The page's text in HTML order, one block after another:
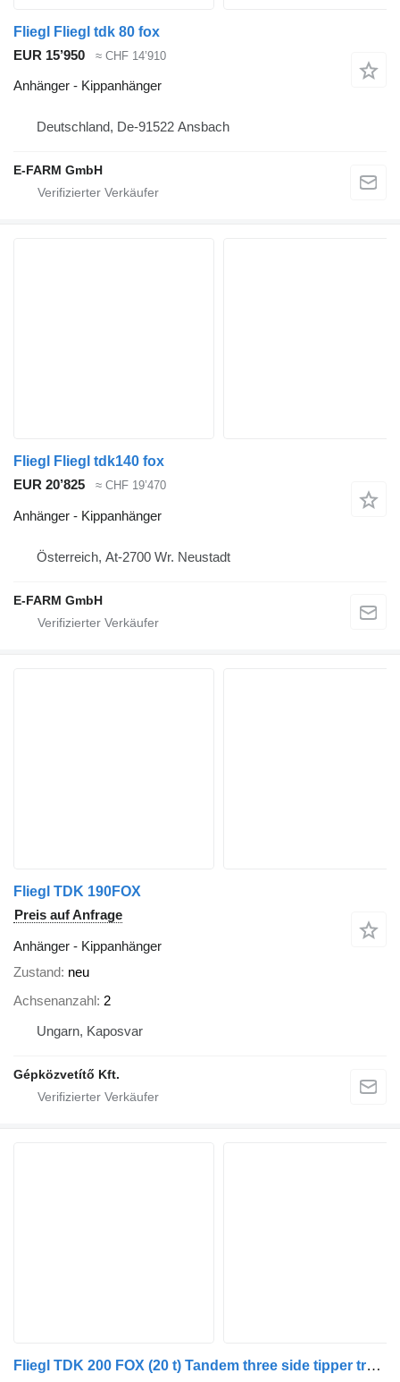
Fliegl Fliegl tdk 80 fox
EUR 15’950
≈ CHF 14’910
Anhänger - Kippanhänger
Deutschland, De-91522 Ansbach
E-FARM GmbH
Fliegl Fliegl tdk140 fox
EUR 20’825
≈ CHF 19’470
Anhänger - Kippanhänger
Österreich, At-2700 Wr. Neustadt
E-FARM GmbH
Fliegl TDK 190FOX
Preis auf Anfrage
Anhänger - Kippanhänger
Zustand neu
Achsenanzahl 2
Ungarn, Kaposvar
Gépközvetítő Kft.
Fliegl TDK 200 FOX (20 t) Tandem three side tipper trailer